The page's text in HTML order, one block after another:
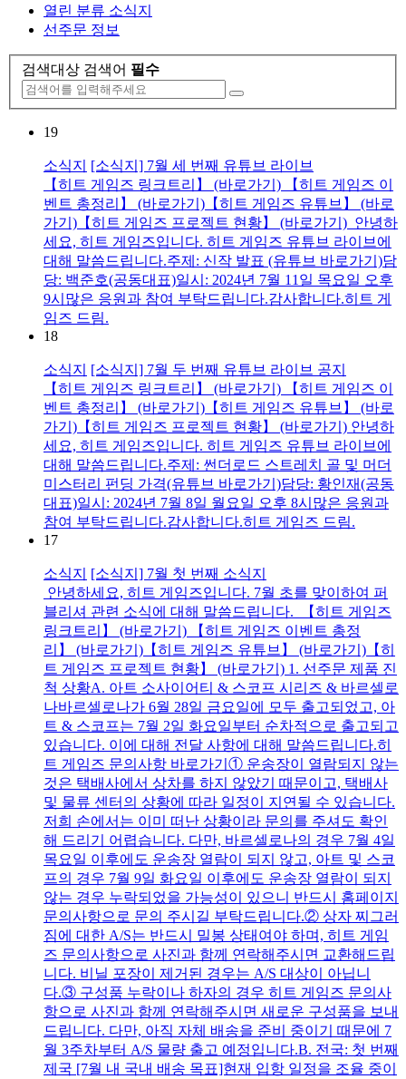
열린 분류 소식지
선주문 정보
검색대상 검색어 필수
19
소식지
[소식지] 7월 세 번째 유튜브 라이브
【히트 게임즈 링크트리】 (바로가기) 【히트 게임즈 이
벤트 총정리】 (바로가기)【히트 게임즈 유튜브】 (바로
가기)【히트 게임즈 프로젝트 현황】 (바로가기) 안녕하
세요, 히트 게임즈입니다. 히트 게임즈 유튜브 라이브에
대해 말씀드립니다.주제: 신작 발표 (유튜브 바로가기)담
당: 백준호(공동대표)일시: 2024년 7월 11일 목요일 오후
9시많은 응원과 참여 부탁드립니다.감사합니다.히트 게
임즈 드림.
18
소식지
[소식지] 7월 두 번째 유튜브 라이브 공지
【히트 게임즈 링크트리】 (바로가기) 【히트 게임즈 이
벤트 총정리】 (바로가기)【히트 게임즈 유튜브】 (바로
가기)【히트 게임즈 프로젝트 현황】 (바로가기) 안녕하
세요, 히트 게임즈입니다. 히트 게임즈 유튜브 라이브에
대해 말씀드립니다.주제: 썬더로드 스트레치 골 및 머더
미스터리 펀딩 가격(유튜브 바로가기)담당: 황인재(공동
대표)일시: 2024년 7월 8일 월요일 오후 8시많은 응원과
참여 부탁드립니다.감사합니다.히트 게임즈 드림.
17
소식지
[소식지] 7월 첫 번째 소식지
안녕하세요, 히트 게임즈입니다. 7월 초를 맞이하여 퍼
블리셔 관련 소식에 대해 말씀드립니다. 【히트 게임즈
링크트리】 (바로가기) 【히트 게임즈 이벤트 총정
리】 (바로가기)【히트 게임즈 유튜브】 (바로가기)【히
트 게임즈 프로젝트 현황】 (바로가기) 1. 선주문 제품 진
척 상황A. 아트 소사이어티 & 스코프 시리즈 & 바르셀로
나바르셀로나가 6월 28일 금요일에 모두 출고되었고, 아
트 & 스코프는 7월 2일 화요일부터 순차적으로 출고되고
있습니다. 이에 대해 전달 사항에 대해 말씀드립니다.히
트 게임즈 문의사항 바로가기① 운송장이 열람되지 않는
것은 택배사에서 상차를 하지 않았기 때문이고, 택배사
및 물류 센터의 상황에 따라 일정이 지연될 수 있습니다.
저희 손에서는 이미 떠난 상황이라 문의를 주셔도 확인
해 드리기 어렵습니다. 다만, 바르셀로나의 경우 7월 4일
목요일 이후에도 운송장 열람이 되지 않고, 아트 및 스코
프의 경우 7월 9일 화요일 이후에도 운송장 열람이 되지
않는 경우 누락되었을 가능성이 있으니 반드시 홈페이지
문의사항으로 문의 주시길 부탁드립니다.② 상자 찌그러
짐에 대한 A/S는 반드시 밀봉 상태여야 하며, 히트 게임
즈 문의사항으로 사진과 함께 연락해주시면 교환해드립
니다. 비닐 포장이 제거된 경우는 A/S 대상이 아닙니
다.③ 구성품 누락이나 하자의 경우 히트 게임즈 문의사
항으로 사진과 함께 연락해주시면 새로운 구성품을 보내
드립니다. 다만, 아직 자체 배송을 준비 중이기 때문에 7
월 3주차부터 A/S 물량 출고 예정입니다.B. 전국: 첫 번째
제국 [7월 내 국내 배송 목표]현재 입항 일정을 조율 중이